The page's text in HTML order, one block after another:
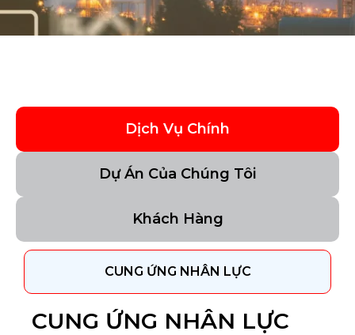
Dịch Vụ Chính
Dự Án Của Chúng Tôi
Khách Hàng
CUNG ỨNG NHÂN LỰC
CUNG ỨNG NHÂN LỰC